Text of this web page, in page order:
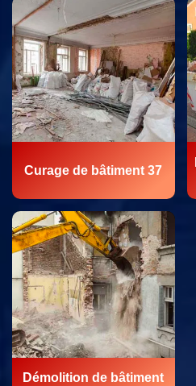
Curage de bâtiment 37
Démolition de bâtiment